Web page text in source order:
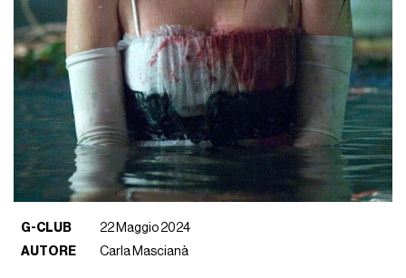
G-CLUB
22 Maggio 2024
AUTORE
Carla Mascianà